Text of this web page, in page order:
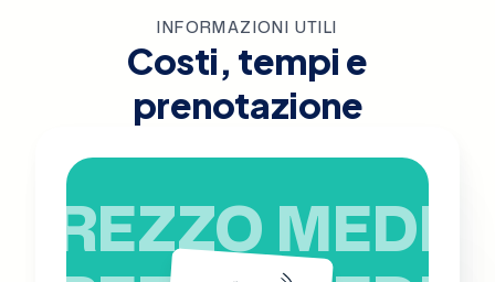
INFORMAZIONI UTILI
Costi, tempi e
prenotazione
PREZZO MEDIO